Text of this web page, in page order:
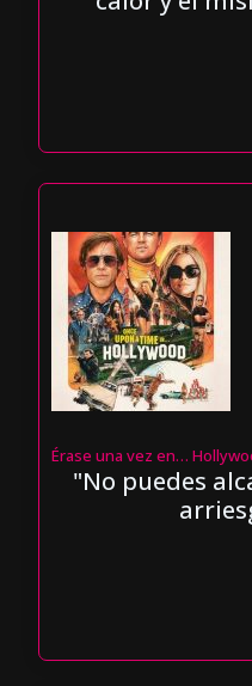
Érase una vez en…
"No puedes